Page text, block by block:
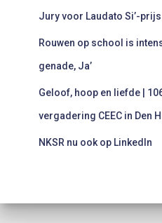
Jury voor Laudato Si’-prijs
Rouwen op school is
genade, Ja’
Geloof, hoop en liefde |
vergadering CEEC in Den
NKSR nu ook op LinkedIn